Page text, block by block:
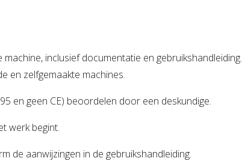
machine, inclusief documentatie en gebruikshandleiding.
en zelfgemaakte machines.
en geen CE) beoordelen door een deskundige.
werk begint.
de aanwijzingen in de gebruikshandleiding.